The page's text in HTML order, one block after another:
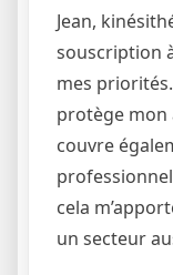
Jean,
souscription
mes
protège mon
couvre
cela
un secteur